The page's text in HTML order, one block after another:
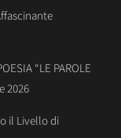
“LE PAROLE
2026
il Livello di